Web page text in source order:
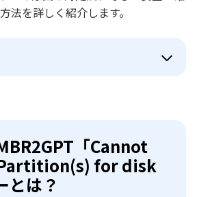
法を詳しく紹介します。
「Cannot
for disk
とは？